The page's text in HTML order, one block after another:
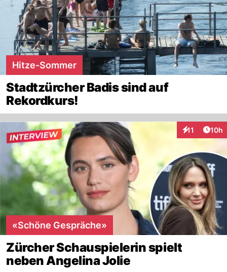
Hitze-Sommer
Stadtzürcher Badis sind auf
Rekordkurs!
11
Interaktionen
10h
«Schöne Gespräche»
Zürcher Schauspielerin spielt
neben Angelina Jolie